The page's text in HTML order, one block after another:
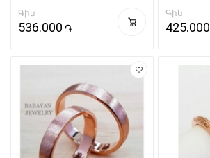
Գին
536.000 ֏
Գին
425.000